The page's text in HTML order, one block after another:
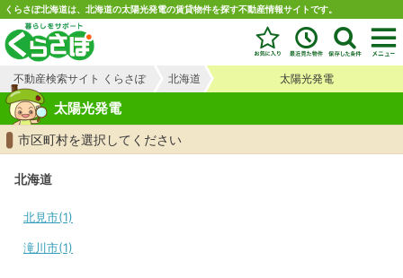
くらさぽ北海道は、北海道の太陽光発電の賃貸物件を探す不動産情報サイトです。
不動産検索サイト くらさぽ 北海道 太陽光発電
太陽光発電
市区町村を選択してください
北海道
北見市(1)
滝川市(1)